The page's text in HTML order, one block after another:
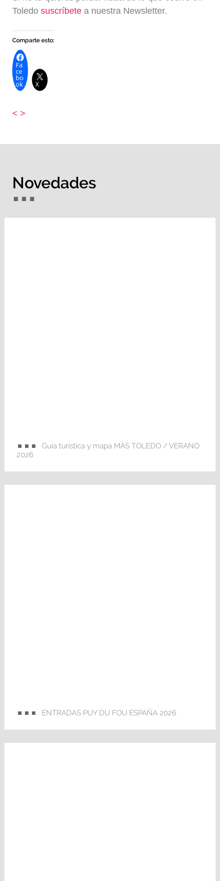
Toledosuscríbete a nuestra Newsletter.
Comparte esto:
Fa
ce
bo
ok X
< >
Novedades
Guía turística y mapa MÁS TOLEDO / VERANO
2026
ENTRADAS PUY DU FOU ESPAÑA 2026